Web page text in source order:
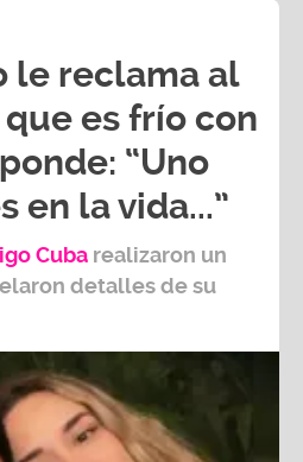
le reclama al
que es frío con
“Uno
en la vida...”
Cuba realizaron un
detalles de su